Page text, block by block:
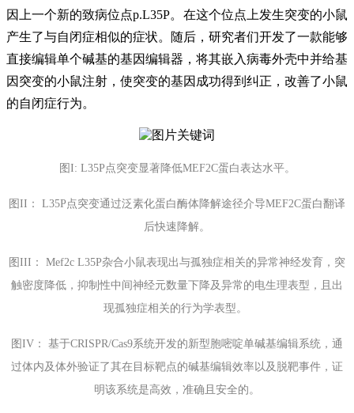
因上一个新的致病位点p.L35P。在这个位点上发生突变的小鼠
产生了与自闭症相似的症状。随后，研究者们开发了一款能够
直接编辑单个碱基的基因编辑器，将其嵌入病毒外壳中并给基
因突变的小鼠注射，使突变的基因成功得到纠正，改善了小鼠
的自闭症行为。
图I: L35P点突变显著降低MEF2C蛋白表达水平。
图II： L35P点突变通过泛素化蛋白酶体降解途径介导MEF2C蛋白翻译
后快速降解。
图III： Mef2c L35P杂合小鼠表现出与孤独症相关的异常神经发育，突
触密度降低，抑制性中间神经元数量下降及异常的电生理表型，且出
现孤独症相关的行为学表型。
图IV： 基于CRISPR/Cas9系统开发的新型胞嘧啶单碱基编辑系统，通
过体内及体外验证了其在目标靶点的碱基编辑效率以及脱靶事件，证
明该系统是高效，准确且安全的。